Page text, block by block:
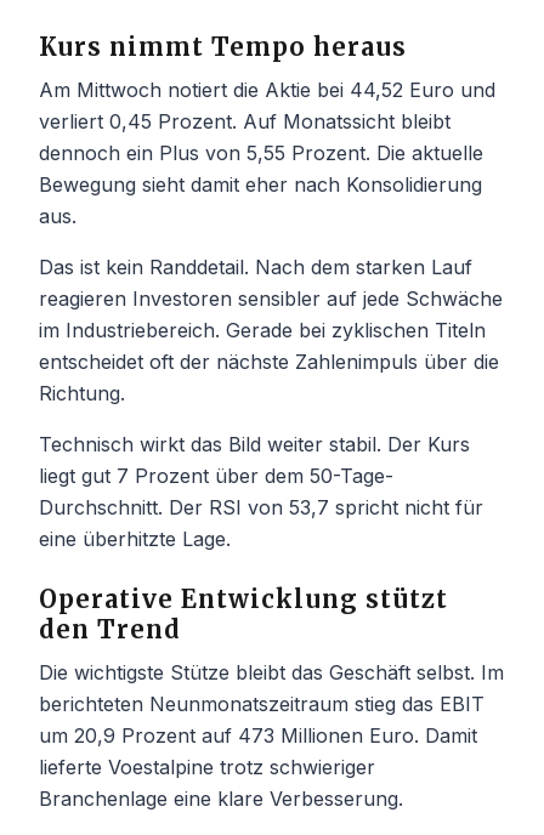
Kurs nimmt Tempo heraus
Am Mittwoch notiert die Aktie bei 44,52 Euro und
verliert 0,45 Prozent. Auf Monatssicht bleibt
dennoch ein Plus von 5,55 Prozent. Die aktuelle
Bewegung sieht damit eher nach Konsolidierung
aus.
Das ist kein Randdetail. Nach dem starken Lauf
reagieren Investoren sensibler auf jede Schwäche
im Industriebereich. Gerade bei zyklischen Titeln
entscheidet oft der nächste Zahlenimpuls über die
Richtung.
Technisch wirkt das Bild weiter stabil. Der Kurs
liegt gut 7 Prozent über dem 50-Tage-
Durchschnitt. Der RSI von 53,7 spricht nicht für
eine überhitzte Lage.
Operative Entwicklung stützt
den Trend
Die wichtigste Stütze bleibt das Geschäft selbst. Im
berichteten Neunmonatszeitraum stieg das EBIT
um 20,9 Prozent auf 473 Millionen Euro. Damit
lieferte Voestalpine trotz schwieriger
Branchenlage eine klare Verbesserung.